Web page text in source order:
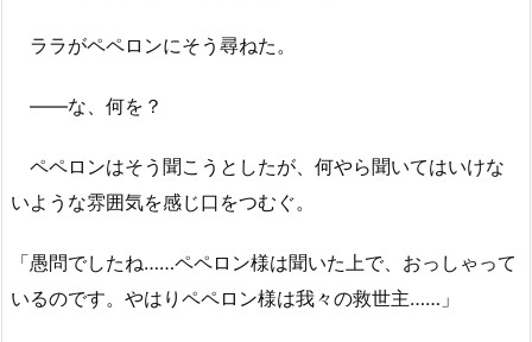
ララがペペロンにそう尋ねた。
――な、何を？
ペペロンはそう聞こうとしたが、何やら聞いてはいけな
いような雰囲気を感じ口をつむぐ。
「愚問でしたね……ペペロン様は聞いた上で、おっしゃって
いるのです。やはりペペロン様は我々の救世主……」